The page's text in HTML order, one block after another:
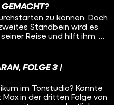
zu können. Doch
Standbein wird es
Reise und hilft ihm, an
will. Ob er das
seiner dritten Folge
FOLGE 3 |
im Tonstudio? Konnte
in der dritten Folge von